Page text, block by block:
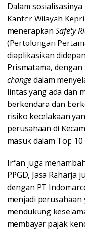
Dalam sosialisasinya
Kantor Wilayah
menerapkan Safety
(Pertolongan
diaplikasikan
Prismatama,
changedalam
lintas yang ada dan
berkendara dan
risiko kecelakaan
perusahaan di
masuk dalam Top 10
Irfan juga
PPGD, Jasa Raharja
dengan PT
menjadi
mendukung
membayar pajak